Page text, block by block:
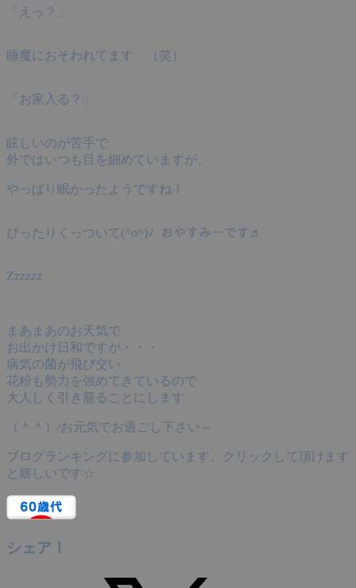
「えっ？」
睡魔におそわれてます （笑）
「お家入る？」
眩しいのが苦手で
外ではいつも目を細めていますが、
やっぱり眠かったようですね！
ぴったりくっついて(^o^)ﾉ おやすみーです♬
Zzzzzz
まあまあのお天気で
お出かけ日和ですが・・・
病気の菌が飛び交い
花粉も勢力を強めてきているので
大人しく引き籠ることにします
（＾＾）/お元気でお過ごし下さい～
ブログランキングに参加しています、クリックして頂けます
と嬉しいです☆
シェア！